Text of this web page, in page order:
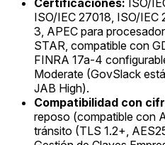
Certificaciones: ISO/
ISO/IEC 27018, ISO/IEC
3, APEC para
STAR, compatible con
FINRA 17a-4
Moderate (GovSlack
JAB High).
Compatibilidad con
reposo (compatible con
tránsito (TLS 1.2+,